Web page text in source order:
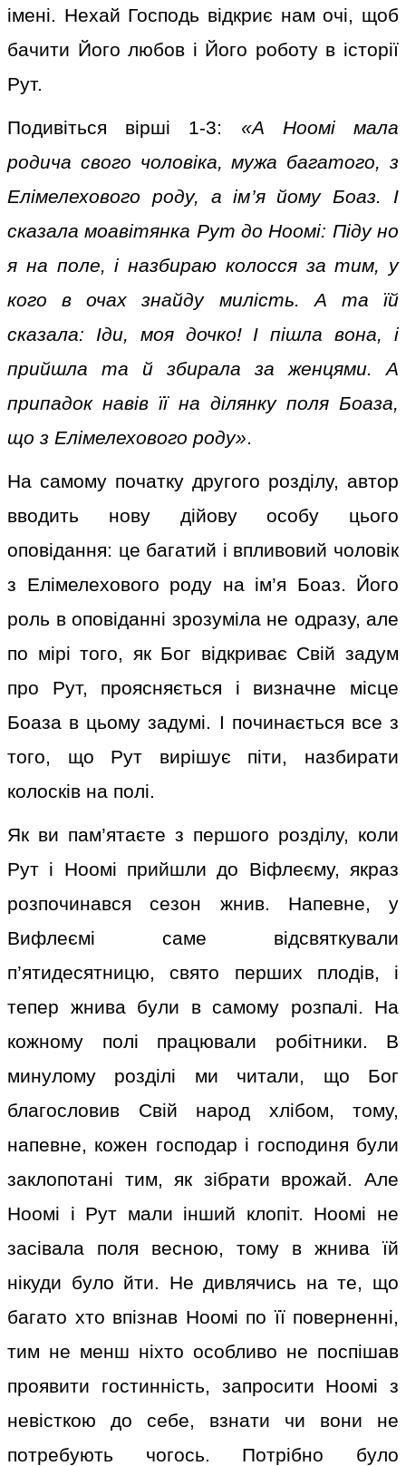
імені. Нехай Господь відкриє нам очі, щоб
бачити Його любов і Його роботу в історії
Рут.
Подивіться вірші 1-3: «А Ноомі мала
родича свого чоловіка, мужа багатого, з
Елімелехового роду, а ім’я йому Боаз. І
сказала моавітянка Рут до Ноомі: Піду но
я на поле, і назбираю колосся за тим, у
кого в очах знайду милість. А та їй
сказала: Іди, моя дочко! І пішла вона, і
прийшла та й збирала за женцями. А
припадок навів її на ділянку поля Боаза,
що з Елімелехового роду».
На самому початку другого розділу, автор
вводить нову дійову особу цього
оповідання: це багатий і впливовий чоловік
з Елімелехового роду на ім’я Боаз. Його
роль в оповіданні зрозуміла не одразу, але
по мірі того, як Бог відкриває Свій задум
про Рут, проясняється і визначне місце
Боаза в цьому задумі. І починається все з
того, що Рут вирішує піти, назбирати
колосків на полі.
Як ви пам’ятаєте з першого розділу, коли
Рут і Ноомі прийшли до Віфлеєму, якраз
розпочинався сезон жнив. Напевне, у
Вифлеємі саме відсвяткували
п’ятидесятницю, свято перших плодів, і
тепер жнива були в самому розпалі. На
кожному полі працювали робітники. В
минулому розділі ми читали, що Бог
благословив Свій народ хлібом, тому,
напевне, кожен господар і господиня були
заклопотані тим, як зібрати врожай. Але
Ноомі і Рут мали інший клопіт. Ноомі не
засівала поля весною, тому в жнива їй
нікуди було йти. Не дивлячись на те, що
багато хто впізнав Ноомі по її поверненні,
тим не менш ніхто особливо не поспішав
проявити гостинність, запросити Ноомі з
невісткою до себе, взнати чи вони не
потребують чогось. Потрібно було